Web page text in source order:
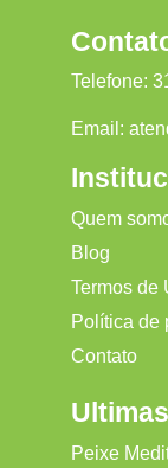
Telefone:
Email:
Quem
Blog
Termos de
Política de
Contato
Peixe